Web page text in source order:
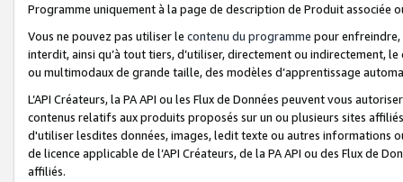
Programme uniquement à la page de description de Produit associée
Vous ne pouvez pas utiliser le contenu du programme pour
interdit, ainsi qu’à tout tiers, d’utiliser, directement ou indirectement,
ou multimodaux de grande taille, des modèles d’apprentissage
L’API Créateurs, la PA API ou les Flux de Données peuvent vous
contenus relatifs aux produits proposés sur un ou plusieurs sites
d'utiliser lesdites données, images, ledit texte ou autres informations
de licence applicable de l’API Créateurs, de la PA API ou des Flux de
affiliés.